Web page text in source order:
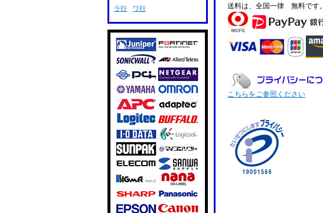
送料は、全国一律 無料です。
こちらをご参照ください
ラ行 ワ行